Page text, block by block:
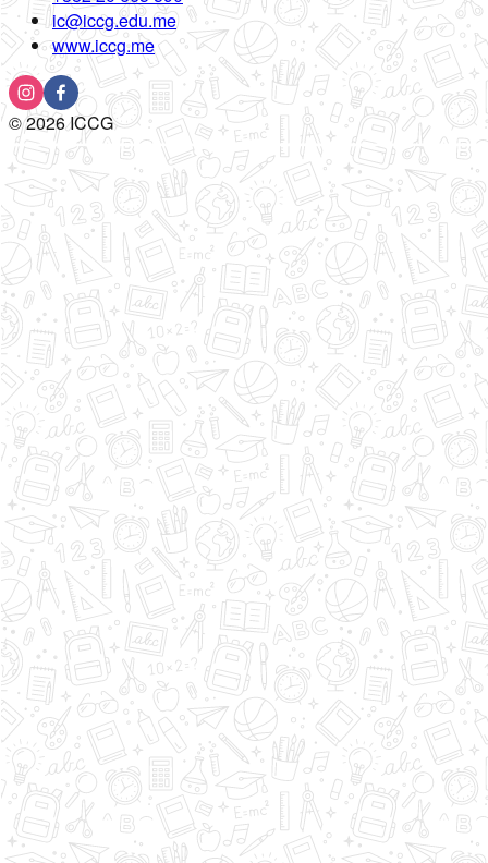
ic@iccg.edu.me
www.iccg.me
©2026ICCG